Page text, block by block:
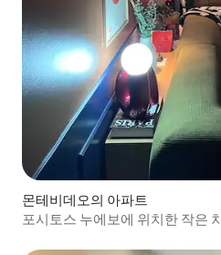
몬테비데오의 아파트
포시토스 누에보에 위치한 작은